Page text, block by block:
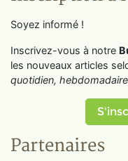
Soyez informé !
Inscrivez-vous à notre
les nouveaux articles
quotidien,
Partenaires